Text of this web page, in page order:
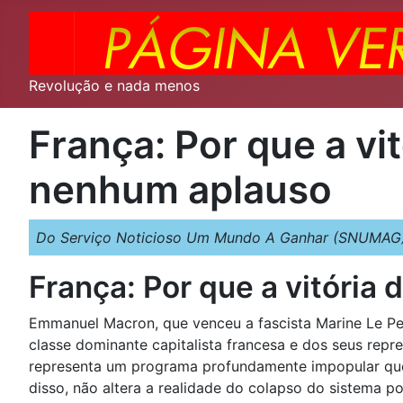
Revolução e nada menos
França: Por que a
nenhum aplauso
Do Serviço Noticioso Um Mundo A Ganhar
França: Por que a vitória
Emmanuel Macron, que venceu a fascista Marine Le
classe dominante capitalista francesa e dos seus
representa um programa profundamente impopular
disso, não altera a realidade do colapso do sistema